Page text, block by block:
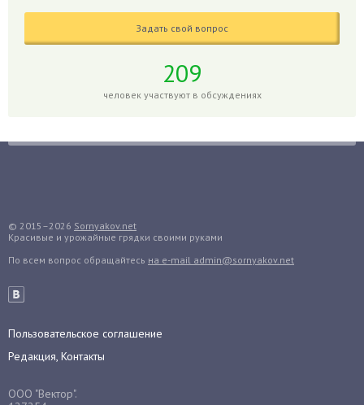
Голубика
Груши
Дайкон
Декабрист
Денежное дерево
Диффенбахия
Дыня
Задать свой вопрос
209
человек участвуют в обсуждениях
© 2015–2026 Sornyakov.net
Красивые и урожайные грядки своими руками
По всем вопрос обращайтесь на e-mail admin@sornyakov.net
Пользовательское соглашение
Редакция, Контакты
ООО "Вектор".